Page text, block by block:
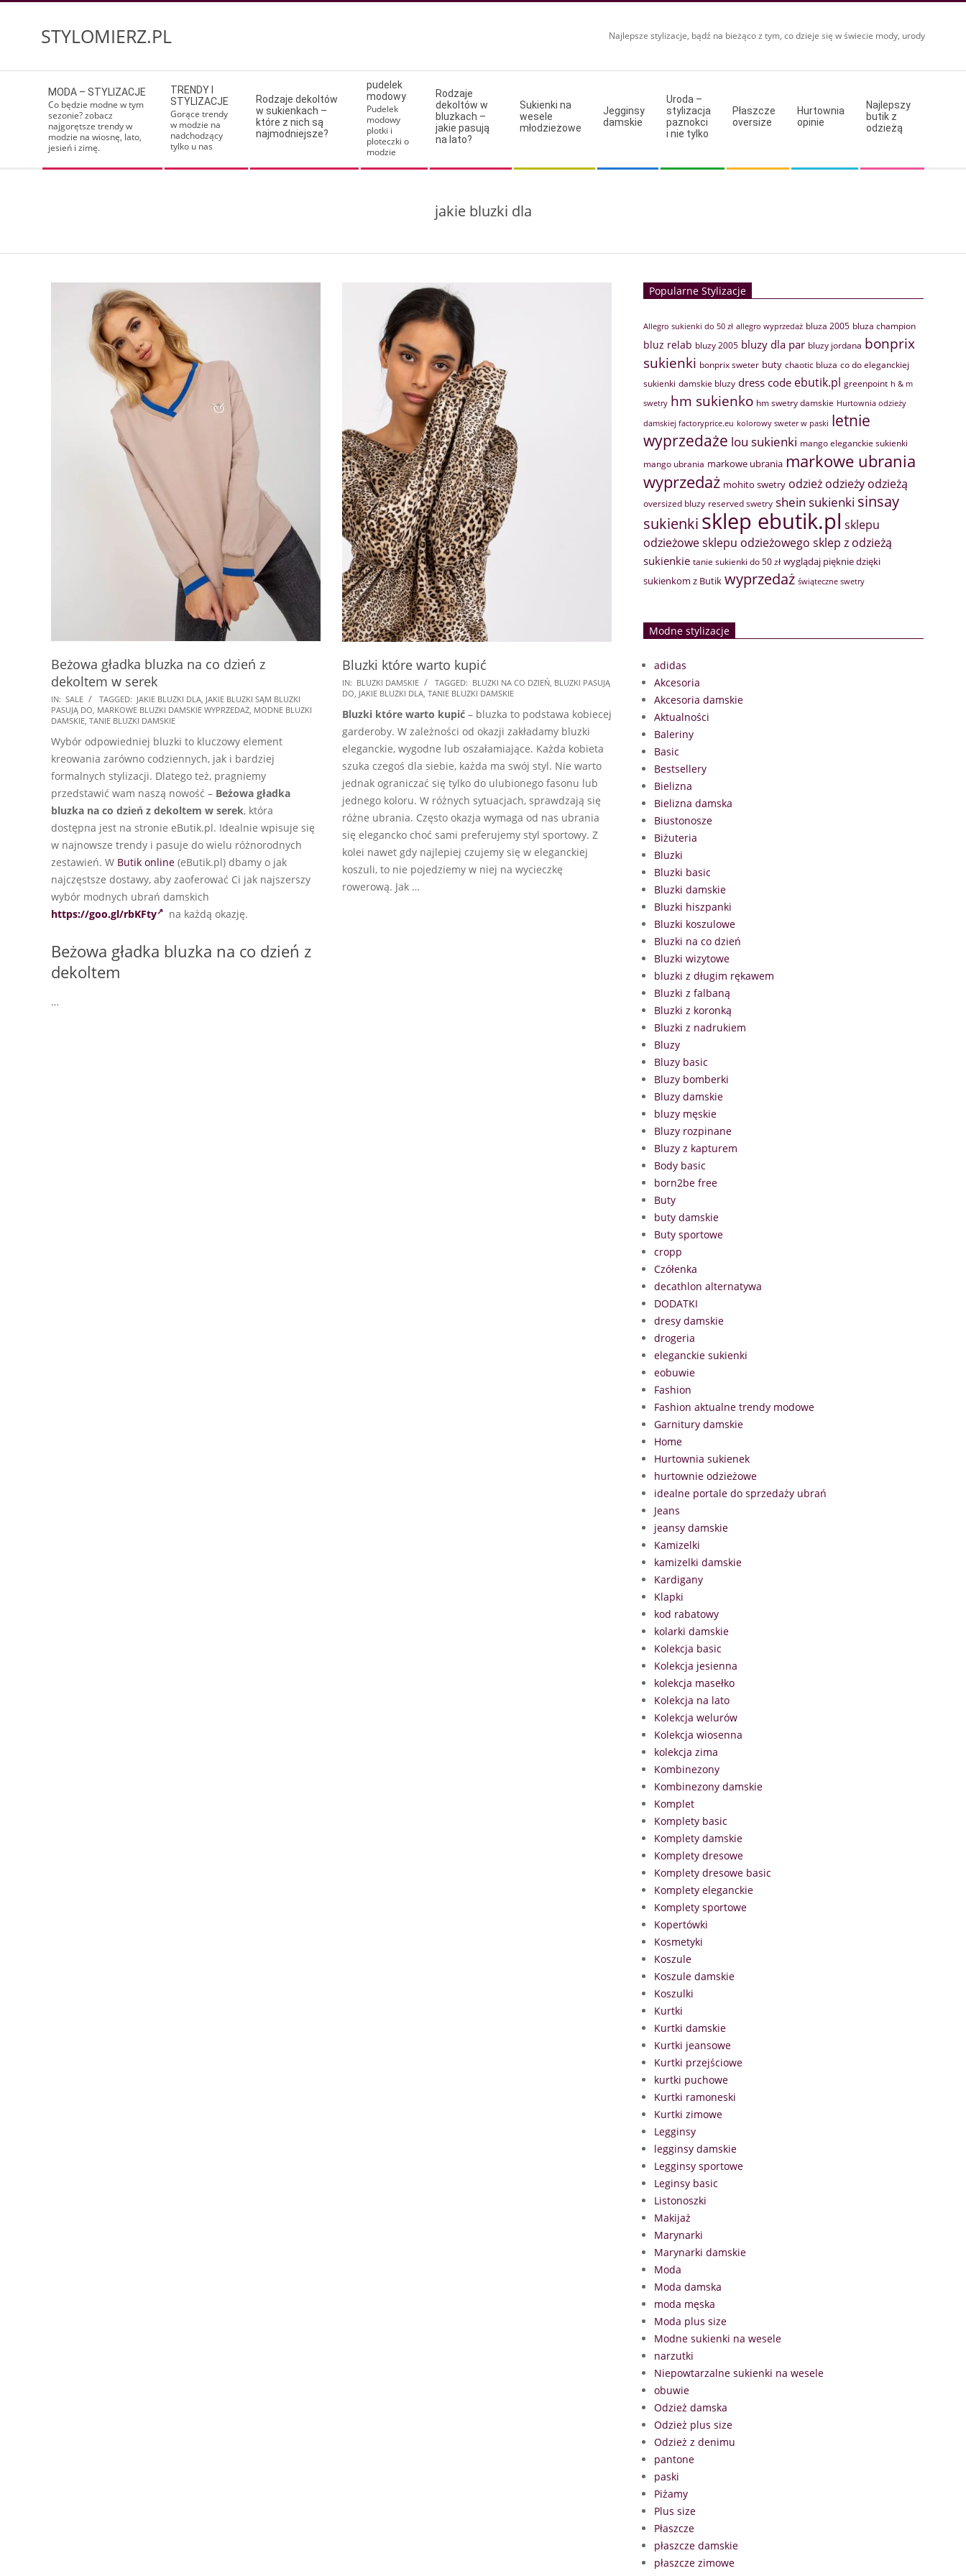
STYLOMIERZ.PL Najlepsze stylizacje, bądź na bieżąco z tym, co dzieje się w świecie mody, urody
Navigation
Menu
MODA – STYLIZACJE
Co będzie modne w tym
sezonie? zobacz
najgorętsze trendy w
modzie na wiosnę, lato,
jesień i zimę.
TRENDY I
STYLIZACJE
Gorące trendy
w modzie na
nadchodzący
tylko u nas
Rodzaje dekoltów
w sukienkach –
które z nich są
najmodniejsze?
pudelek
modowy
Pudelek
modowy
plotki i
ploteczki o
modzie
Rodzaje
dekoltów w
bluzkach –
jakie pasują
na lato?
Sukienki na
wesele
młodzieżowe
Jegginsy
damskie
Uroda –
stylizacja
paznokci
i nie tylko
Płaszcze
oversize
Hurtownia
opinie
Najlepszy
butik z
odzieżą
jakie bluzki dla
Beżowa gładka bluzka na co dzień z
dekoltem w serek
2024-
09-
IN: SALE TAGGED: JAKIE BLUZKI DLA, JAKIE BLUZKI SĄM BLUZKI
PASUJĄ DO, MARKOWE BLUZKI DAMSKIE WYPRZEDAŻ, MODNE BLUZKI
DAMSKIE, TANIE BLUZKI DAMSKIE
Wybór odpowiedniej bluzki to kluczowy element
kreowania zarówno codziennych, jak i bardziej
formalnych stylizacji. Dlatego też, pragniemy
przedstawić wam naszą nowość – Beżowa gładka
bluzka na co dzień z dekoltem w serek, która
dostępna jest na stronie eButik.pl. Idealnie wpisuje się
w najnowsze trendy i pasuje do wielu różnorodnych
zestawień. W Butik online (eButik.pl) dbamy o jak
najczęstsze dostawy, aby zaoferować Ci jak najszerszy
wybór modnych ubrań damskich
https://goo.gl/rbKFty
na każdą okazję.
Beżowa gładka bluzka na co dzień z
dekoltem
…
Bluzki które warto kupić
2024-
09-
06
IN: BLUZKI DAMSKIE TAGGED: BLUZKI NA CO DZIEŃ, BLUZKI PASUJĄ
DO, JAKIE BLUZKI DLA, TANIE BLUZKI DAMSKIE
Bluzki które warto kupić – bluzka to podstawa kobiecej
garderoby. W zależności od okazji zakładamy bluzki
eleganckie, wygodne lub oszałamiające. Każda kobieta
szuka czegoś dla siebie, każda ma swój styl. Nie warto
jednak ograniczać się tylko do ulubionego fasonu lub
jednego koloru. W różnych sytuacjach, sprawdzają się
różne ubrania. Często okazja wymaga od nas ubrania
się elegancko choć sami preferujemy styl sportowy. Z
kolei nawet gdy najlepiej czujemy się w eleganckiej
koszuli, to nie pojedziemy w niej na wycieczkę
rowerową. Jak …
Popularne Stylizacje
Allegro sukienki do 50 zł allegro wyprzedaż bluza 2005 bluza champion
bluz relab bluzy 2005 bluzy dla par bluzy jordana bonprix
sukienki bonprix sweter buty chaotic bluza co do eleganckiej
sukienki damskie bluzy dress code ebutik.pl greenpoint h & m
swetry hm sukienko hm swetry damskie Hurtownia odzieży
damskiej factoryprice.eu kolorowy sweter w paski letnie
wyprzedaże lou sukienki mango eleganckie sukienki
mango ubrania markowe ubrania markowe ubrania
wyprzedaż mohito swetry odzież odzieży odzieżą
oversized bluzy reserved swetry shein sukienki sinsay
sukienki sklep ebutik.pl sklepu
odzieżowesklepu odzieżowego sklep z odzieżą
sukienkie tanie sukienki do 50 zł wyglądaj pięknie dzięki
sukienkom z Butik wyprzedaż świąteczne swetry
Modne stylizacje
adidas
Akcesoria
Akcesoria damskie
Aktualności
Baleriny
Basic
Bestsellery
Bielizna
Bielizna damska
Biustonosze
Biżuteria
Bluzki
Bluzki basic
Bluzki damskie
Bluzki hiszpanki
Bluzki koszulowe
Bluzki na co dzień
Bluzki wizytowe
bluzki z długim rękawem
Bluzki z falbaną
Bluzki z koronką
Bluzki z nadrukiem
Bluzy
Bluzy basic
Bluzy bomberki
Bluzy damskie
bluzy męskie
Bluzy rozpinane
Bluzy z kapturem
Body basic
born2be free
Buty
buty damskie
Buty sportowe
cropp
Czółenka
decathlon alternatywa
DODATKI
dresy damskie
drogeria
eleganckie sukienki
eobuwie
Fashion
Fashion aktualne trendy modowe
Garnitury damskie
Home
Hurtownia sukienek
hurtownie odzieżowe
idealne portale do sprzedaży ubrań
Jeans
jeansy damskie
Kamizelki
kamizelki damskie
Kardigany
Klapki
kod rabatowy
kolarki damskie
Kolekcja basic
Kolekcja jesienna
kolekcja masełko
Kolekcja na lato
Kolekcja welurów
Kolekcja wiosenna
kolekcja zima
Kombinezony
Kombinezony damskie
Komplet
Komplety basic
Komplety damskie
Komplety dresowe
Komplety dresowe basic
Komplety eleganckie
Komplety sportowe
Kopertówki
Kosmetyki
Koszule
Koszule damskie
Koszulki
Kurtki
Kurtki damskie
Kurtki jeansowe
Kurtki przejściowe
kurtki puchowe
Kurtki ramoneski
Kurtki zimowe
Legginsy
legginsy damskie
Legginsy sportowe
Leginsy basic
Listonoszki
Makijaż
Marynarki
Marynarki damskie
Moda
Moda damska
moda męska
Moda plus size
Modne sukienki na wesele
narzutki
Niepowtarzalne sukienki na wesele
obuwie
Odzież damska
Odzież plus size
Odzież z denimu
pantone
paski
Piżamy
Plus size
Płaszcze
płaszcze damskie
płaszcze zimowe